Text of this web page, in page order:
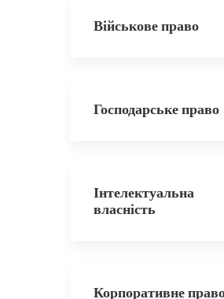
Військове право
Господарське право
Інтелектуальна
власність
Корпоративне